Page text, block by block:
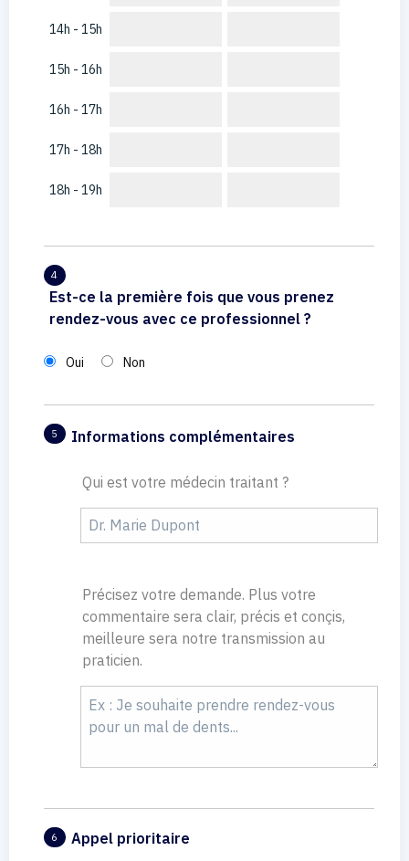
14h - 15h
15h - 16h
16h - 17h
17h - 18h
18h - 19h
4
Est-ce la première fois que vous prenez
rendez-vous avec ce professionnel ?
Oui Non
5 Informations complémentaires
Qui est votre médecin traitant ?
Précisez votre demande. Plus votre
commentaire sera clair, précis et conçis,
meilleure sera notre transmission au
praticien.
6 Appel prioritaire